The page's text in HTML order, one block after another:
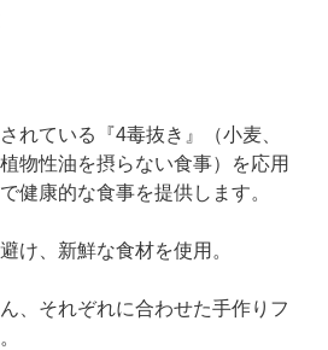
れている『4毒抜き』（小麦、
物性油を摂らない食事）を応用
健康的な食事を提供します。
け、新鮮な食材を使用。
、それぞれに合わせた手作りフ